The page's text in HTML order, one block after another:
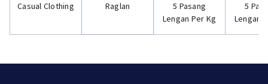
Casual Clothing Raglan
5 Pasang
Lengan Per Kg
5
Lengan